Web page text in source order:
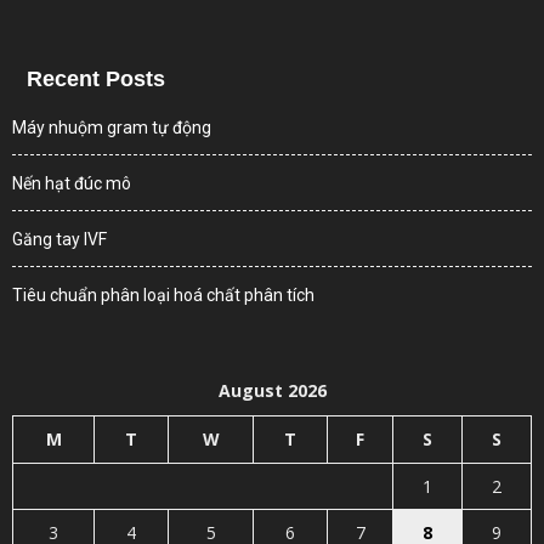
Recent Posts
Máy nhuộm gram tự động
Nến hạt đúc mô
Găng tay IVF
Tiêu chuẩn phân loại hoá chất phân tích
August 2026
M T W T F S S
1
2
3
4 5 6 7 8 9